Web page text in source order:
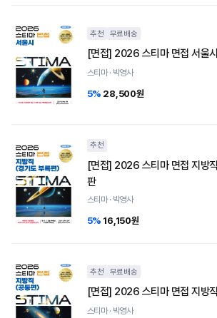
추천 무료배송
[면접] 2026 스티마 면접 서울시
스티마 · 박영사
5% 28,500원
추천
[면접] 2026 스티마 면접 지방
판
스티마 · 박영사
5% 16,150원
추천 무료배송
[면접] 2026 스티마 면접 지방
스티마 · 박영사